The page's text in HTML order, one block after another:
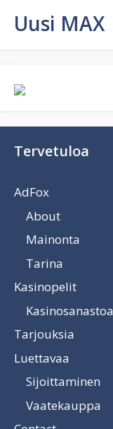
Uusi MAX
Tervetuloa
AdFox
About
Mainonta
Tarina
Kasinopelit
Kasinosanastoa
Tarjouksia
Luettavaa
Sijoittaminen
Vaatekauppa